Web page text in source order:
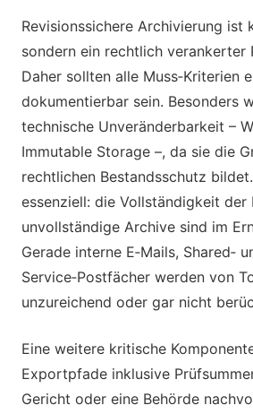
Revisionssichere Archivierung ist
sondern ein rechtlich verankerter
Daher sollten alle Muss‑Kriterien
dokumentierbar sein. Besonders
technische Unveränderbarkeit –
Immutable Storage –, da sie die
rechtlichen Bestandsschutz
essenziell: die Vollständigkeit der
unvollständige Archive sind im
Gerade interne E‑Mails, Shared‑
Service‑Postfächer werden von
unzureichend oder gar nicht
Eine weitere kritische
Exportpfade inklusive
Gericht oder eine Behörde